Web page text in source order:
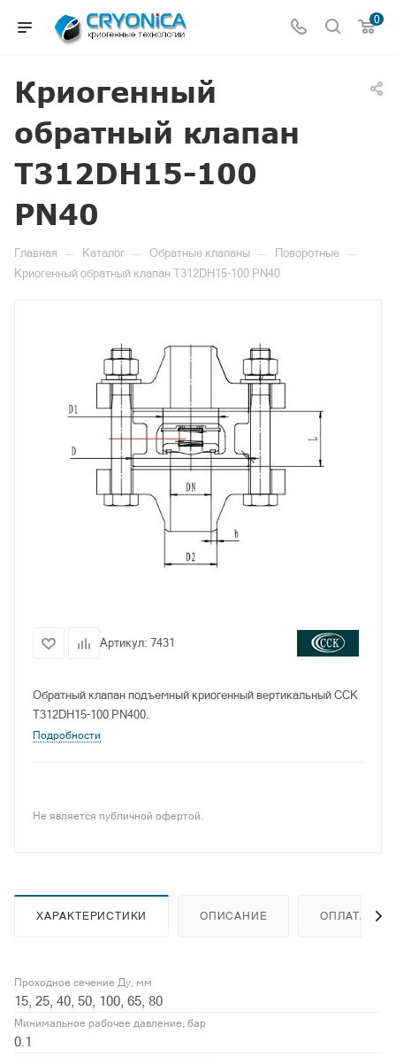
0
Криогенный
обратный клапан
T312DH15-100
PN40
Главная — Каталог — Обратные клапаны — Поворотные —
Криогенный обратный клапан T312DH15-100 PN40
Артикул: 7431
Обратный клапан подъемный криогенный вертикальный CCK
T312DH15-100 PN400.
Подробности
Не является публичной офертой.
ХАРАКТЕРИСТИКИ ОПИСАНИЕ ОПЛАТА
Проходное сечение Ду, мм
15, 25, 40, 50, 100, 65, 80
Минимальное рабочее давление, бар
0.1